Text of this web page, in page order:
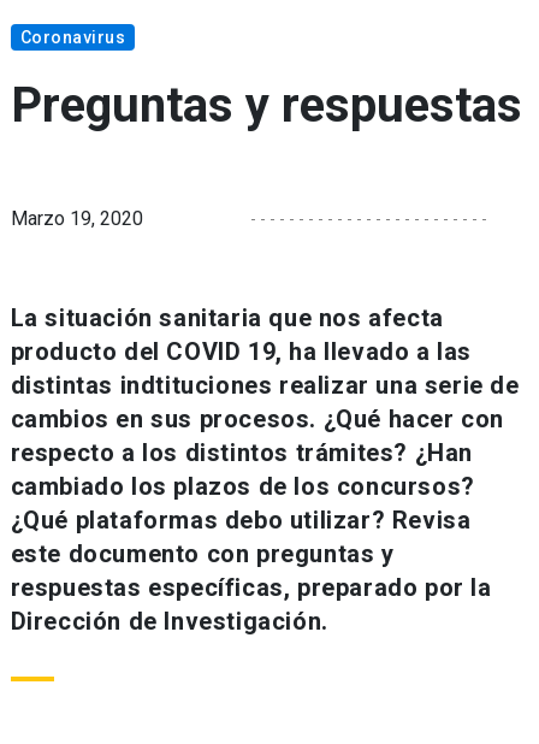
Coronavirus
Preguntas y respuestas
Marzo 19, 2020
La situación sanitaria que nos afecta
producto del COVID 19, ha llevado a las
distintas indtituciones realizar una serie de
cambios en sus procesos. ¿Qué hacer con
respecto a los distintos trámites? ¿Han
cambiado los plazos de los concursos?
¿Qué plataformas debo utilizar? Revisa
este documento con preguntas y
respuestas específicas, preparado por la
Dirección de Investigación.